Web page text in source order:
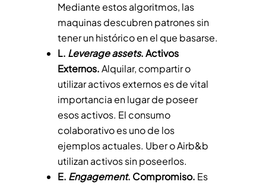
Mediante estos algoritmos, las
maquinas descubren patrones sin
tener un histórico en el que basarse.
L. Leverage assets. Activos
Externos.Alquilar, compartir o
utilizar activos externos es de vital
importancia en lugar de poseer
esos activos. El consumo
colaborativo es uno de los
ejemplos actuales. Uber o Airb&b
utilizan activos sin poseerlos.
E. Engagement. Compromiso. Es